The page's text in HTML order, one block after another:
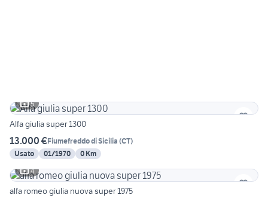
5
Alfa giulia super 1300
13.000 €Fiumefreddo di Sicilia (CT)
Usato
01/1970
0 Km
4
alfa romeo giulia nuova super 1975